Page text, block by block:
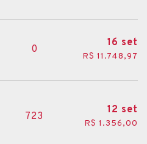
0
16 set
R$ 11.748,97
723
12 set
R$ 1.356,00